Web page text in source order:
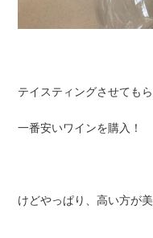
テイスティングさせてもら
一番安いワインを購入！
けどやっぱり、高い方が